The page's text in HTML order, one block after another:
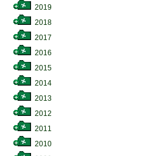
2019
2018
2017
2016
2015
2014
2013
2012
2011
2010